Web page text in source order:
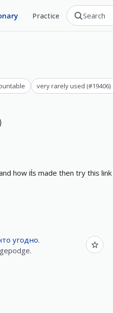
Practice
very rarely used (#19406)
nd how its made then try this link
угодно.